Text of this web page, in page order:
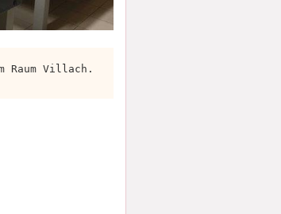
Raum Villach.